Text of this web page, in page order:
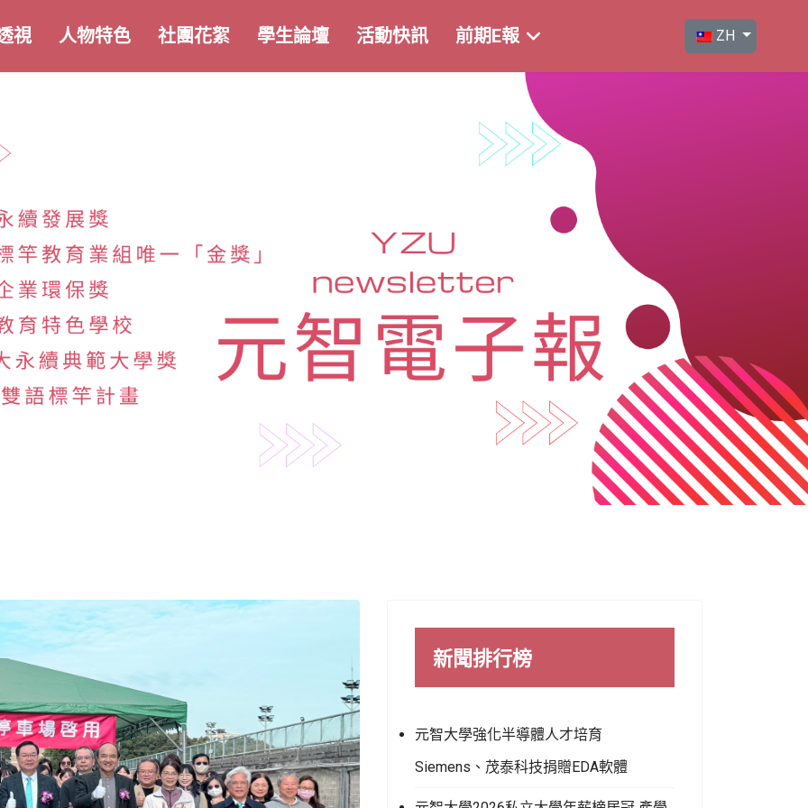
視 人物特色 社團花絮 學生論壇 活動快訊 前期E報 選擇你的語言
ZH
新聞排行榜
元智大學強化半導體人才培育
Siemens、茂泰科技捐贈EDA軟體